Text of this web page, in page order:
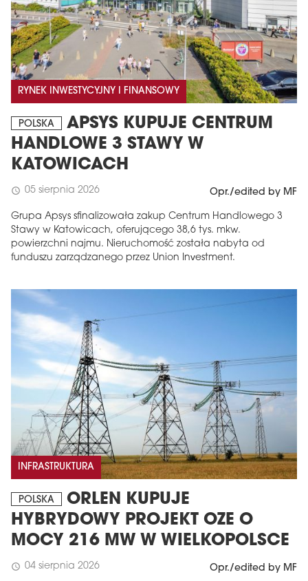
RYNEK INWESTYCYJNY I FINANSOWY
POLSKA
APSYS KUPUJE CENTRUM
HANDLOWE 3 STAWY W
KATOWICACH
schedule 05 sierpnia 2026 Opr./edited by MF
Grupa Apsys sfinalizowała zakup Centrum Handlowego 3
Stawy w Katowicach, oferującego 38,6 tys. mkw.
powierzchni najmu. Nieruchomość została nabyta od
funduszu zarządzanego przez Union Investment.
INFRASTRUKTURA
POLSKA
ORLEN KUPUJE
HYBRYDOWY PROJEKT OZE O
MOCY 216 MW W WIELKOPOLSCE
schedule 04 sierpnia 2026 Opr./edited by MF